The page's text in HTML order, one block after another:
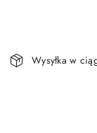
Wysyłka w